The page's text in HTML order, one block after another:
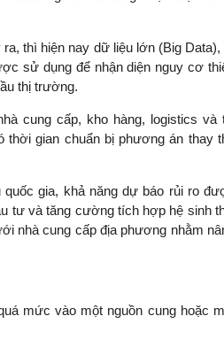
thì hiện nay dữ liệu lớn (Big Data),
sử dụng để nhận diện nguy cơ
thị trường.
cung cấp, kho hàng, logistics và
gian chuẩn bị phương án thay
gia, khả năng dự báo rủi ro
tư và tăng cường tích hợp hệ sinh
nhà cung cấp địa phương nhằm
mức vào một nguồn cung hoặc
sách tài khóa không chỉ